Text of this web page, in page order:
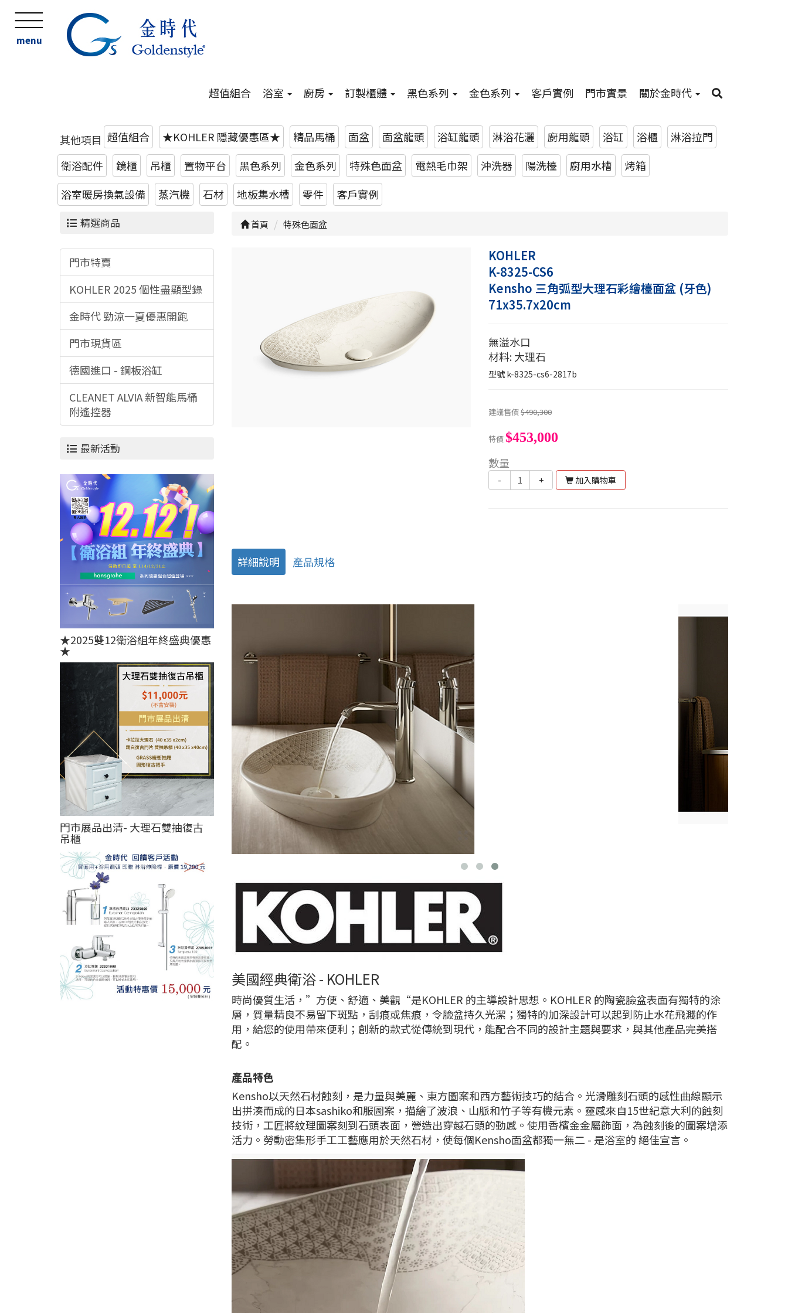
menu
超值組合 浴室 廚房 訂製櫃體 黑色系列 金色系列 客戶實例 門市實景 關於金時代
其他項目 超值組合 ★KOHLER 隱藏優惠區★ 精品馬桶 面盆 面盆龍頭 浴缸龍頭 淋浴花灑 廚用龍頭 浴缸 浴櫃
淋浴拉門
衛浴配件
鏡櫃 吊櫃 置物平台 黑色系列 金色系列 特殊色面盆 電熱毛巾架 沖洗器 陽洗檯 廚用水槽
烤箱
浴室暖房換氣設備
蒸汽機 石材 地板集水槽 零件 客戶實例
精選商品
門市特賣
KOHLER 2025 個性盡顯型錄
金時代 勁涼一夏優惠開跑
門市現貨區
德國進口 - 鋼板浴缸
CLEANET ALVIA 新智能馬桶
附遙控器
最新活動
★2025雙12衛浴組年終盛典優惠
★
門市展品出清- 大理石雙抽復古
吊櫃
首頁 特殊色面盆
KOHLER
K-8325-CS6
Kensho 三角弧型大理石彩繪檯面盆 (牙色)
71x35.7x20cm
無溢水口
材料: 大理石
型號k-8325-cs6-2817b
建議售價$490,300
特價$453,000
數量
- + 加入購物車
詳細說明 產品規格
美國經典衛浴 - KOHLER
時尚優質生活，”方便、舒適、美觀“是KOHLER 的主導設計思想。KOHLER 的陶瓷臉盆表面有獨特的涂
層，質量精良不易留下斑點，刮痕或焦痕，令臉盆持久光潔；獨特的加深設計可以起到防止水花飛濺的作
用，給您的使用帶來便利；創新的款式從傳統到現代，能配合不同的設計主題與要求，與其他產品完美搭
配。
產品特色
Kensho以天然石材蝕刻，是力量與美麗、東方圖案和西方藝術技巧的結合。光滑雕刻石頭的感性曲線顯示
出拼湊而成的日本sashiko和服圖案，描繪了波浪、山脈和竹子等有機元素。靈感來自15世紀意大利的蝕刻
技術，工匠將紋理圖案刻到石頭表面，營造出穿越石頭的動感。使用香檳金金屬飾面，為蝕刻後的圖案增添
活力。勞動密集形手工工藝應用於天然石材，使每個Kensho面盆都獨一無二 - 是浴室的 絕佳宣言。